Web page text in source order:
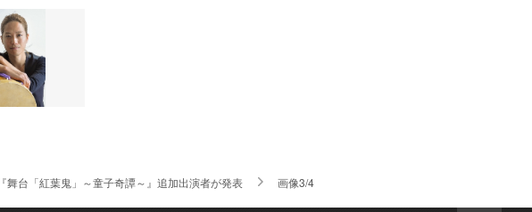
台「紅葉鬼」～童子奇譚～』追加出演者が発表 画像3/4